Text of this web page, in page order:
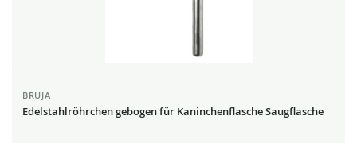
BRUJA
Edelstahlröhrchen gebogen für Kaninchenflasche Saugflasche